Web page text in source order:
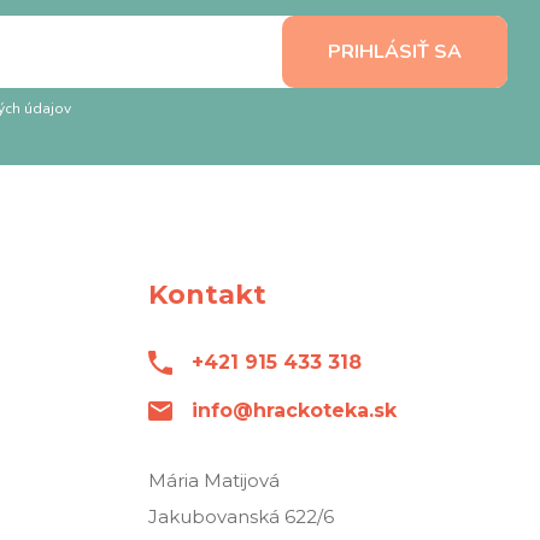
údajov
Kontakt
+421 915 433 318
info@hrackoteka.sk
Mária Matijová
Jakubovanská 622/6